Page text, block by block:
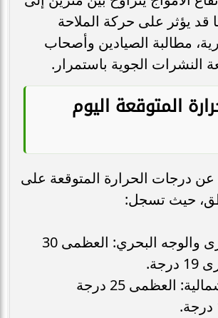
ما قد يؤثر على حركة الملاحة
مطالبة الصيادين وأصحاب
النشرات الجوية باستمرار.
المتوقعة اليوم
درجات الحرارة المتوقعة على
حيث تسجل:
القاهرة الكبرى والوجه البحري: العظمى 30
السواحل الشمالية: العظمى 25 درجة